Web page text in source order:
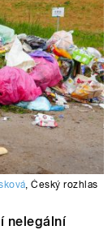
,Český rozhlas
nelegální